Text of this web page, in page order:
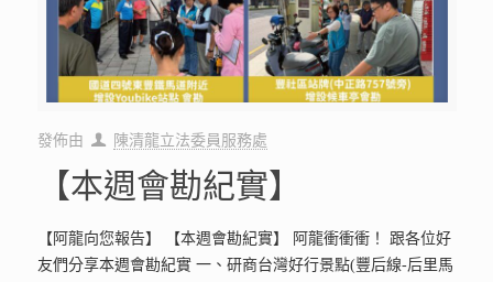
發佈由 陳清龍立法委員服務處
【本週會勘紀實】
【阿龍向您報告】 【本週會勘紀實】 阿龍衝衝衝！ 跟各位好
友們分享本週會勘紀實 一、研商台灣好行景點(豐后線-后里馬